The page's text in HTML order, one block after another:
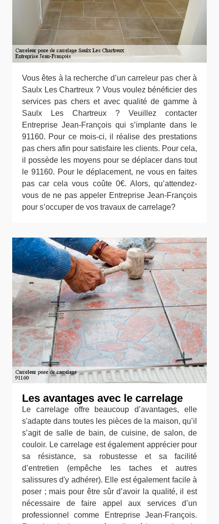
Vous êtes à la recherche d’un carreleur pas cher à
Saulx Les Chartreux ? Vous voulez bénéficier des
services pas chers et avec qualité de gamme à
Saulx Les Chartreux ? Veuillez contacter
Entreprise Jean-François qui s’implante dans le
91160. Pour ce mois-ci, il réalise des prestations
pas chers afin pour satisfaire les clients. Pour cela,
il possède les moyens pour se déplacer dans tout
le 91160. Pour le déplacement, ne vous en faites
pas car cela vous coûte 0€. Alors, qu’attendez-
vous de ne pas appeler Entreprise Jean-François
pour s’occuper de vos travaux de carrelage?
Les avantages avec le carrelage
Le carrelage offre beaucoup d’avantages, elle
s'adapte dans toutes les pièces de la maison, qu’il
s’agit de salle de bain, de cuisine, de salon, de
couloir. Le carrelage est également apprécier pour
sa résistance, sa robustesse et sa facilité
d’entretien (empêche les taches et autres
salissures d'y adhérer). Elle est également facile à
poser ; mais pour être sûr d’avoir la qualité, il est
nécessaire de faire appel aux services d’un
professionnel comme Entreprise Jean-François.